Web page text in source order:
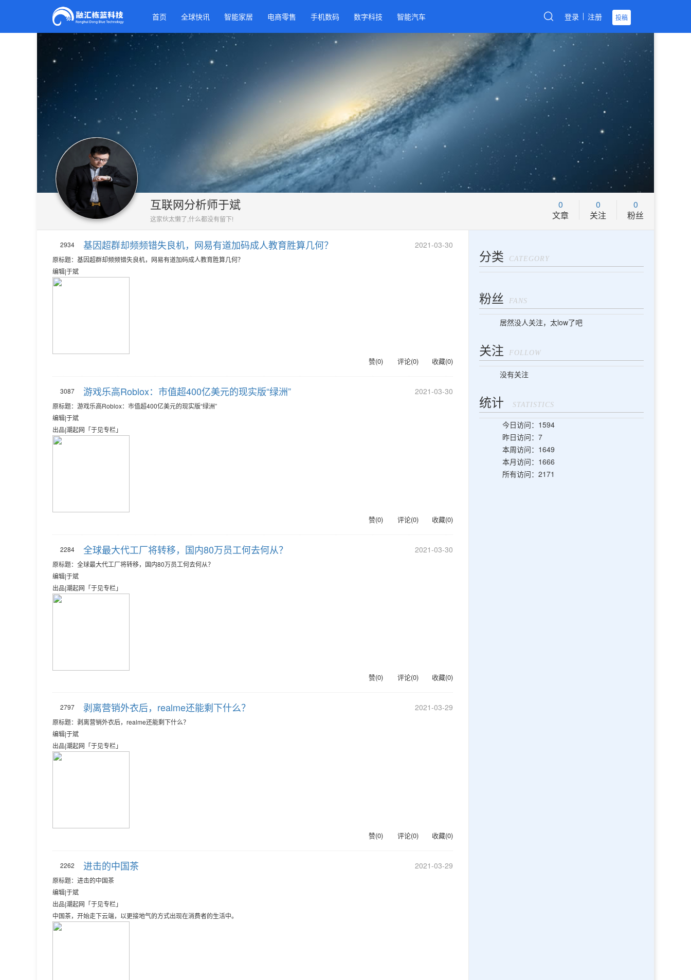
首页 全球快讯 智能家居 电商零售 手机数码 数字科技 智能汽车 登录 注册 投稿
互联网分析师于斌
这家伙太懒了,什么都没有留下!
0
粉丝
0
关注
0
文章
2934 基因超群却频频错失良机，网易有道加码成人教育胜算几何？ 2021-03-30
原标题：基因超群却频频错失良机，网易有道加码成人教育胜算几何？
编辑|于斌
赞(0) 评论(0) 收藏(0)
3087 游戏乐高Roblox：市值超400亿美元的现实版“绿洲” 2021-03-30
原标题：游戏乐高Roblox：市值超400亿美元的现实版“绿洲”
编辑|于斌
出品|潮起网「于见专栏」
赞(0) 评论(0) 收藏(0)
2284 全球最大代工厂将转移，国内80万员工何去何从？ 2021-03-30
原标题：全球最大代工厂将转移，国内80万员工何去何从？
编辑|于斌
出品|潮起网「于见专栏」
赞(0) 评论(0) 收藏(0)
2797 剥离营销外衣后，realme还能剩下什么？ 2021-03-29
原标题：剥离营销外衣后，realme还能剩下什么？
编辑|于斌
出品|潮起网「于见专栏」
赞(0) 评论(0) 收藏(0)
2262 进击的中国茶 2021-03-29
原标题：进击的中国茶
编辑|于斌
出品|潮起网「于见专栏」
中国茶，开始走下云端，以更接地气的方式出现在消费者的生活中。
分类 CATEGORY
粉丝 FANS
居然没人关注，太low了吧
关注 FOLLOW
没有关注
统计 STATISTICS
今日访问：1594
昨日访问：7
本周访问：1649
本月访问：1666
所有访问：2171